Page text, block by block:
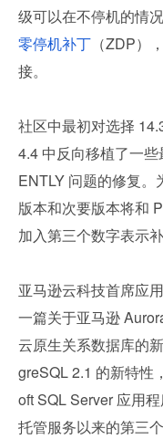
级可以在不停机的情
零停机补丁 （ZDP）
接。
社区中最初对选择
4.4 中反向移植了一
ENTLY 问题的修复
版本和次要版本将和
加入第三个数字表示补
亚马逊云科技首席应
一篇关于亚马逊
云原生关系数据库的
greSQL 2.1 的新特性
oft SQL Server 应用
托管服务以来的第三